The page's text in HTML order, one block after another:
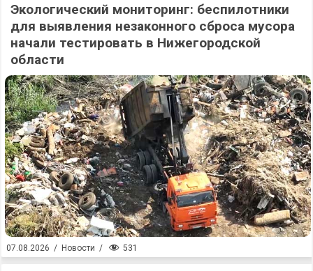
Экологический мониторинг: беспилотники
для выявления незаконного сброса мусора
начали тестировать в Нижегородской
области
07.08.2026 / Новости / 531